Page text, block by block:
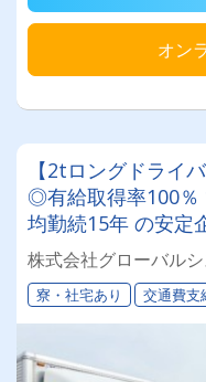
オン
【2tロングドライ
◎有給取得率100
均勤続15年 の安
送！ ★AT限定免許
大歓迎！
株式会社グローバル
寮・社宅あり 交通費支